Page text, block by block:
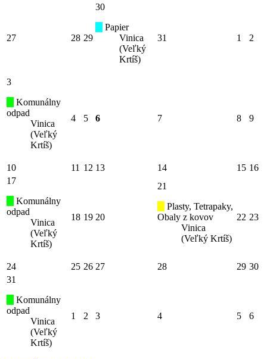
27 28 29
30
Papier
Vinica
(Veľký
Krtíš)
31 1 2
3
Komunálny
odpad
Vinica
(Veľký
Krtíš)
4 5 6 7 8 9
10 11 12 13 14 15 16
17
Komunálny
odpad
Vinica
(Veľký
Krtíš)
18 19 20
21
Plasty, Tetrapaky,
Obaly z kovov
Vinica
(Veľký Krtíš)
22 23
24 25 26 27 28 29 30
31
Komunálny
odpad
Vinica
(Veľký
Krtíš)
1 2 3 4 5 6